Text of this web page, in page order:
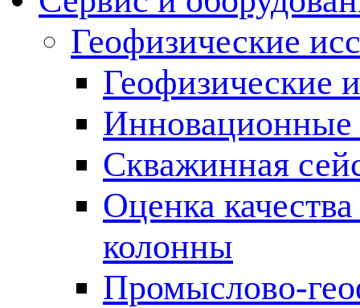
Геофизические
Геофизические
Инновационные
Скважинная
Оценка
колонны
Промыслово-